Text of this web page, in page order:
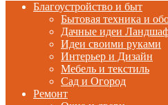
Благоустройство и быт
Бытовая техника и
Дачные идеи
Идеи своими руками
Интерьер и Дизайн
Мебель и текстиль
Сад и Огород
Ремонт